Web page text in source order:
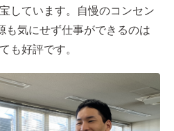
しています。自慢のコンセン
も気にせず仕事ができるのは
も好評です。